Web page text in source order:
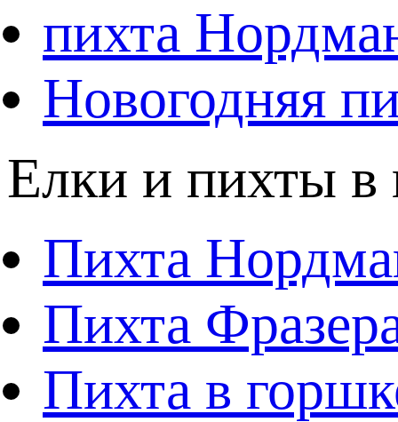
пихта
Новогодняя
Елки и пихты в
Пихта
Пихта
Пихта в